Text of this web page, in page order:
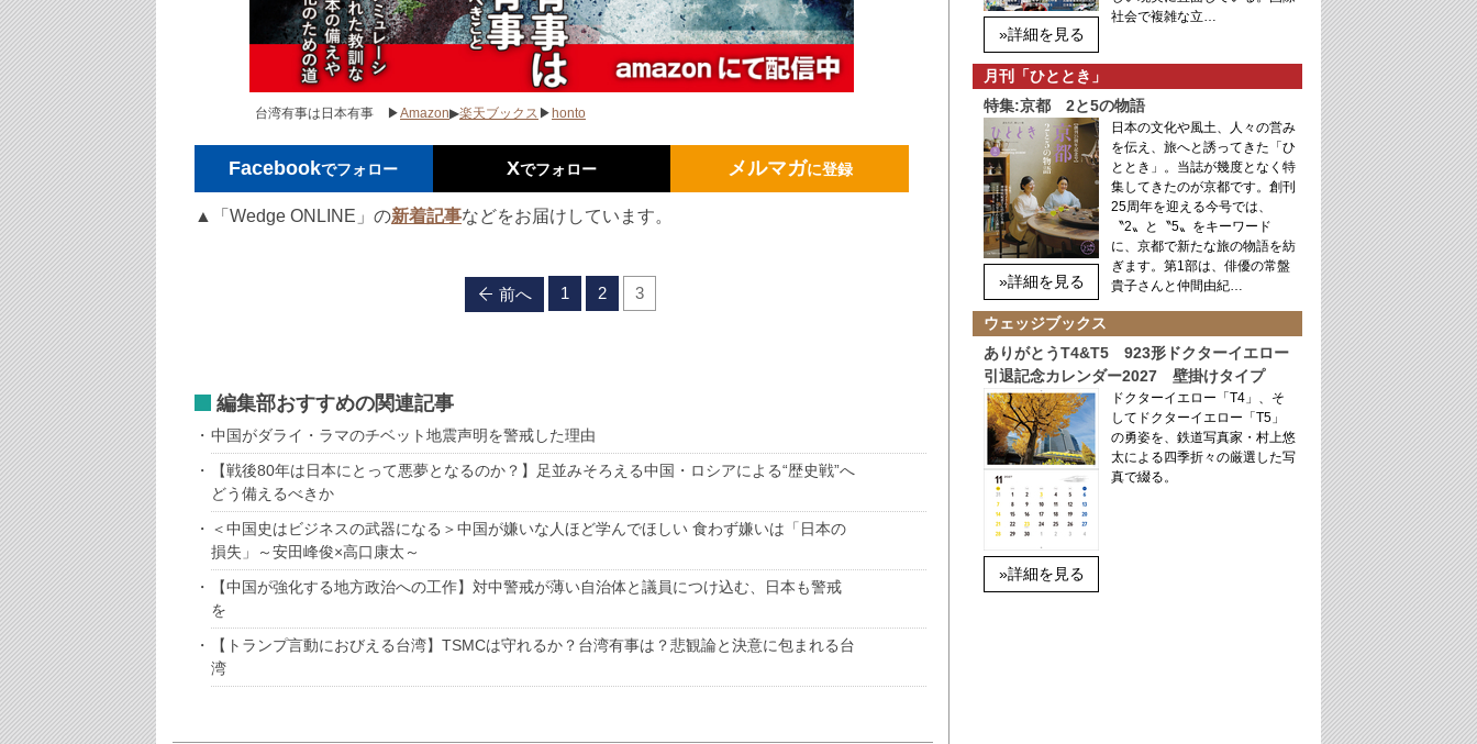
台湾有事は日本有事 ▶Amazon▶楽天ブックス ▶honto
Facebookでフォロー Xでフォロー メルマガに登録
▲「Wedge ONLINE」の新着記事などをお届けしています。
前へ 1 2 3
編集部おすすめの関連記事
中国がダライ・ラマのチベット地震声明を警戒した理由
【戦後80年は日本にとって悪夢となるのか？】足並みそろえる中国・ロシアによる“歴史戦”へ
どう備えるべきか
＜中国史はビジネスの武器になる＞中国が嫌いな人ほど学んでほしい 食わず嫌いは「日本の
損失」～安田峰俊×高口康太～
【中国が強化する地方政治への工作】対中警戒が薄い自治体と議員につけ込む、日本も警戒
を
【トランプ言動におびえる台湾】TSMCは守れるか？台湾有事は？悲観論と決意に包まれる台
湾
»詳細を見る
社会で複雑な立…
月刊「ひととき」
特集:京都 2と5の物語
»詳細を見る
日本の文化や風土、人々の営み
を伝え、旅へと誘ってきた「ひ
ととき」。当誌が幾度となく特
集してきたのが京都です。創刊
25周年を迎える今号では、
〝2〟と〝5〟をキーワード
に、京都で新たな旅の物語を紡
ぎます。第1部は、俳優の常盤
貴子さんと仲間由紀…
ウェッジブックス
ありがとうT4&T5 923形ドクターイエロー
引退記念カレンダー2027 壁掛けタイプ
»詳細を見る
ドクターイエロー「T4」、そ
してドクターイエロー「T5」
の勇姿を、鉄道写真家・村上悠
太による四季折々の厳選した写
真で綴る。